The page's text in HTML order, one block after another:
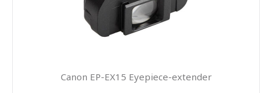
Canon EP-EX15 Eyepiece-extender